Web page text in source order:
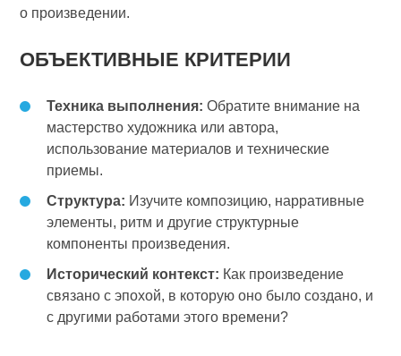
о произведении.
ОБЪЕКТИВНЫЕ КРИТЕРИИ
Техника выполнения: Обратите внимание на
мастерство художника или автора,
использование материалов и технические
приемы.
Структура: Изучите композицию, нарративные
элементы, ритм и другие структурные
компоненты произведения.
Исторический контекст: Как произведение
связано с эпохой, в которую оно было создано, и
с другими работами этого времени?